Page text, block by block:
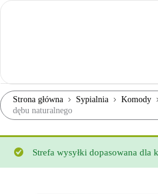
Strona główna Sypialnia Komody
dębu naturalnego
Strefa wysyłki dopasowana dla